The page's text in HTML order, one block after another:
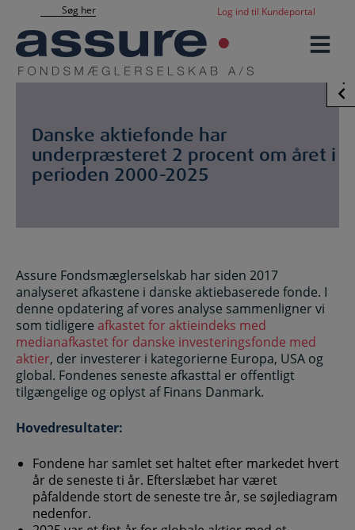
indholdet
Søg her Log ind til Kundeportal
Danske aktiefonde har
underpræsteret 2 procent om året i
perioden 2000-2025
Assure Fondsmæglerselskab har siden 2017
analyseret afkastene i danske aktiebaserede fonde. I
denne opdatering af vores analyse sammenligner vi
som tidligere afkastet for aktieindeks med
medianafkastet for danske investeringsfonde med
aktier, der investerer i kategorierne Europa, USA og
global. Fondenes seneste afkasttal er offentligt
tilgængelige og oplyst af Finans Danmark.
Hovedresultater:
Fondene har samlet set haltet efter markedet hvert
år de seneste ti år. Efterslæbet har været
påfaldende stort de seneste tre år, se søjlediagram
nedenfor.